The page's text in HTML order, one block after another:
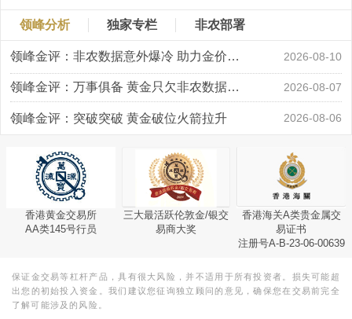
领峰分析 独家专栏 非农部署
领峰金评：非农数据意外爆冷 助力金价大涨创新高 2026-08-10
领峰金评：万事俱备 黄金只欠非农数据“东风” 2026-08-07
领峰金评：突破突破 黄金破位火箭拉升 2026-08-06
香港黄金交易所
AA类145号行员
三大最活跃伦敦金/银交
易商大奖
香港海关A类贵金属交
易证书
注册号A-B-23-06-00639
保证金交易等杠杆产品，具有很大风险，并不适用于所有投资者。损失可能超
出您的初始投入资金。我们建议您征询独立顾问的意见，确保您在交易前完全
了解可能涉及的风险。